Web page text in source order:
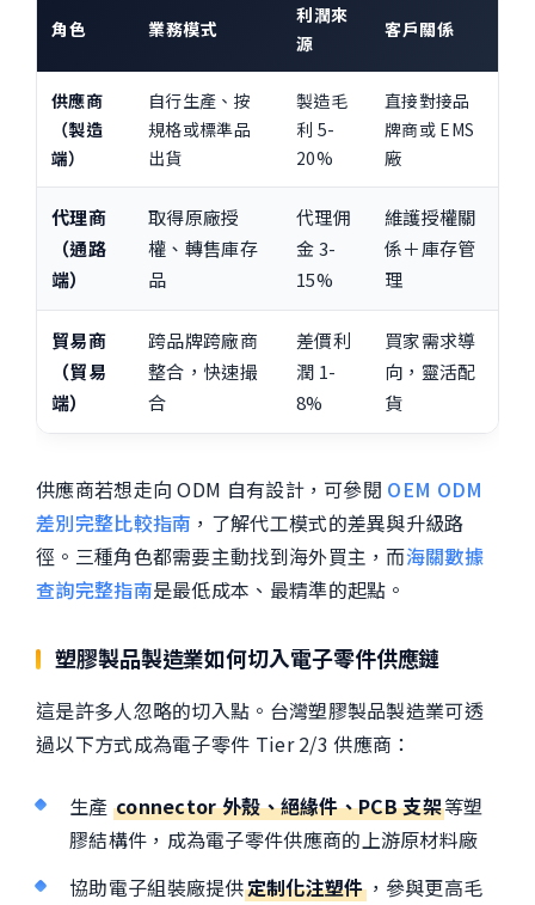
角色 業務模式
利潤來
源
客戶關係
供應商
（製造
端）
自行生產、按
規格或標準品
出貨
製造毛
利 5-
20%
直接對接品
牌商或 EMS
廠
代理商
（通路
端）
取得原廠授
權、轉售庫存
品
代理佣
金 3-
15%
維護授權關
係＋庫存管
理
貿易商
（貿易
端）
跨品牌跨廠商
整合，快速撮
合
差價利
潤 1-
8%
買家需求導
向，靈活配
貨
供應商若想走向 ODM 自有設計，可參閱 OEM ODM
差別完整比較指南 ，了解代工模式的差異與升級路
徑。三種角色都需要主動找到海外買主，而海關數據
查詢完整指南是最低成本、最精準的起點。
塑膠製品製造業如何切入電子零件供應鏈
這是許多人忽略的切入點。台灣塑膠製品製造業可透
過以下方式成為電子零件 Tier 2/3 供應商：
生產 connector 外殼、絕緣件、PCB 支架等塑
膠結構件，成為電子零件供應商的上游原材料廠
協助電子組裝廠提供定制化注塑件，參與更高毛